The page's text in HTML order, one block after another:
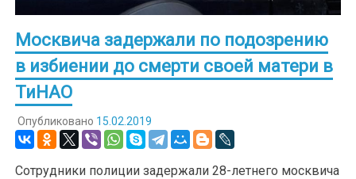
Москвича задержали по подозрению
в избиении до смерти своей матери в
ТиНАО
Опубликовано 15.02.2019
Сотрудники полиции задержали 28-летнего москвича